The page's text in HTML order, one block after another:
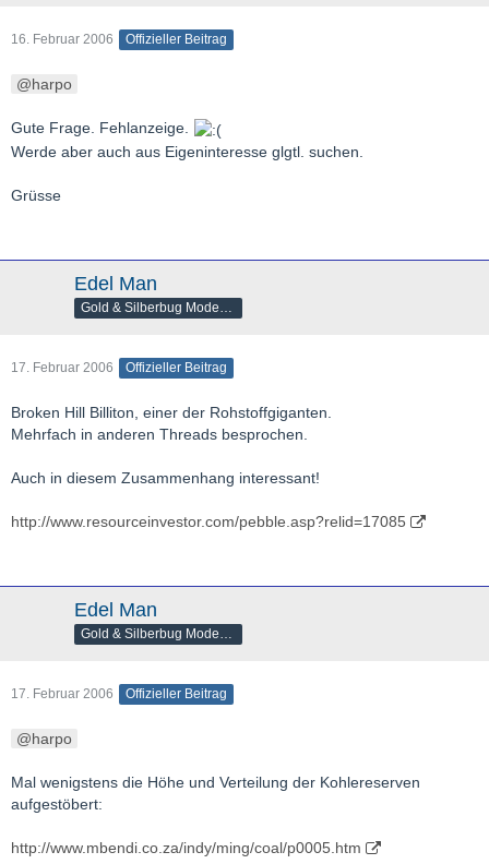
16. Februar 2006 Offizieller Beitrag
harpo
Gute Frage. Fehlanzeige.
Werde aber auch aus Eigeninteresse glgtl. suchen.
Grüsse
Edel Man
Gold & Silberbug Moderator
17. Februar 2006 Offizieller Beitrag
Broken Hill Billiton, einer der Rohstoffgiganten.
Mehrfach in anderen Threads besprochen.
Auch in diesem Zusammenhang interessant!
http://www.resourceinvestor.com/pebble.asp?relid=17085
Edel Man
Gold & Silberbug Moderator
17. Februar 2006 Offizieller Beitrag
harpo
Mal wenigstens die Höhe und Verteilung der Kohlereserven
aufgestöbert:
http://www.mbendi.co.za/indy/ming/coal/p0005.htm